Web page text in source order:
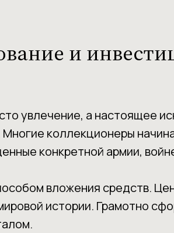
и
увлечение, а настоящее
коллекционеры
конкретной армии,
вложения средств.
истории. Грамотно